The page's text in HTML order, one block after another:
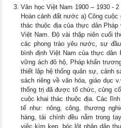
Văn học Việt Nam 1900 – 1930 -
Hoàn cảnh đất nước a) Công
thác thuộc địa của thực dân
Việt Nam. Độ vài thập niên cuối
các phong trào yêu nước, sự
bình định Việt Nam của thực
vững ách đô hộ, Pháp khẩn
thiết lập hệ thống quân sự, cảnh
sách riêng về văn hóa, giáo dục
thống trị đã được tổ chức, củng
cuộc khai thác thuộc địa. Các
tế như: nông, công, thương
hàng, tài chính đều nằm trong
việc kìm kẹp, bóc lột nhân dân